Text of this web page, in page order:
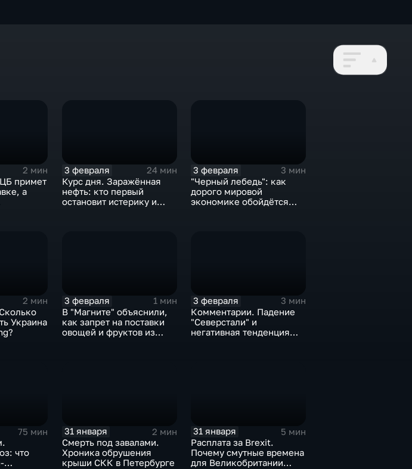
2 мин
примет
а
3 февраля
24 мин
Курс дня. Заражённая
нефть: кто первый
остановит истерику и
3 февраля
3 мин
"Черный лебедь": как
дорого мировой
экономике обойдётся
2 мин
Украина
3 февраля
1 мин
В "Магните" объяснили,
как запрет на поставки
овощей и фруктов из
3 февраля
3 мин
Комментарии. Падение
"Северстали" и
негативная тенденция
75 мин
что
31 января
2 мин
Смерть под завалами.
Хроника обрушения
крыши СКК в Петербурге
31 января
5 мин
Расплата за Brexit.
Почему смутные времена
для Великобритании